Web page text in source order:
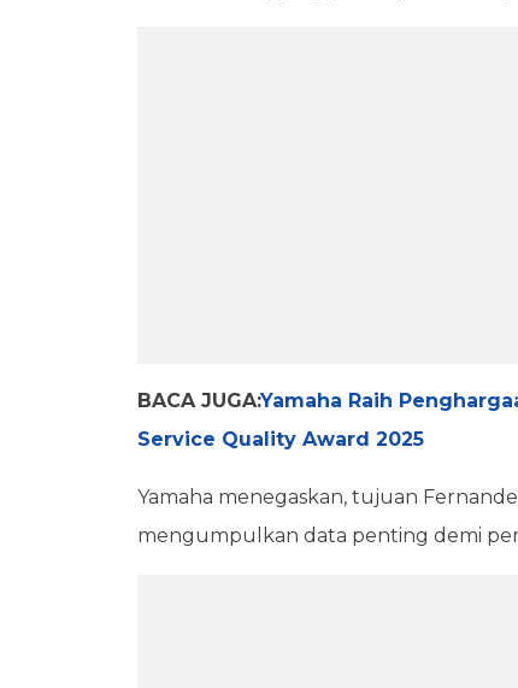
BACA JUGA:Yamaha Raih
Service Quality Award 2025
Yamaha menegaskan, tujuan
mengumpulkan data penting demi